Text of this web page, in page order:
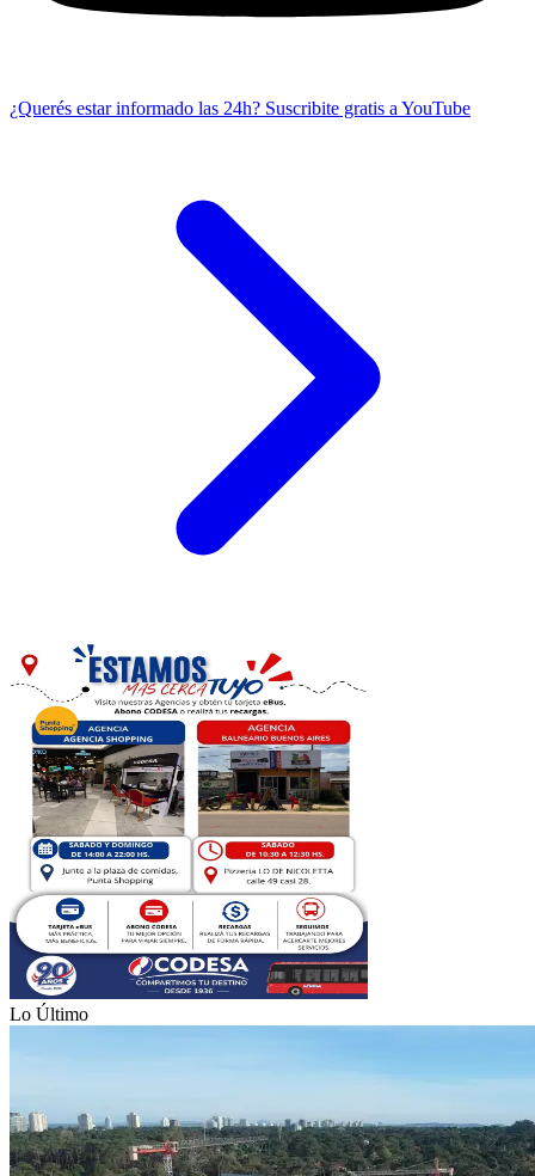
¿Querés estar informado las 24h? Suscribite gratis a YouTube
Lo Último